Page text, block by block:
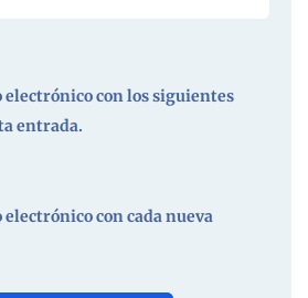
con los siguientes
entrada.
con cada nueva